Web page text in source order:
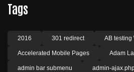
Tags
2016 301 redirect AB testing
Accelerated Mobile Pages Adam
admin bar submenu admin-